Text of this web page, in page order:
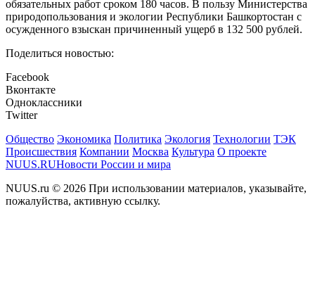
обязательных работ сроком 180 часов. В пользу Министерства
природопользования и экологии Республики Башкортостан с
осужденного взыскан причиненный ущерб в 132 500 рублей.
Поделиться новостью:
Facebook
Вконтакте
Одноклассники
Twitter
Общество Экономика Политика Экология Технологии ТЭК
Происшествия Компании Москва Культура О проекте
NUUS.RUНовости России и мира
NUUS.ru © 2026 При использовании материалов, указывайте,
пожалуйства, активную ссылку.